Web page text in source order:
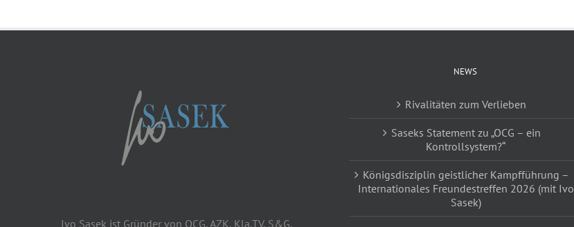
Ivo Sasek ist Gründer von OCG, AZK, Kla.TV, S&G,
NEWS
Rivalitäten zum Verlieben
Saseks Statement zu „OCG – ein
Kontrollsystem?“
Königsdisziplin geistlicher Kampfführung –
Internationales Freundestreffen 2026 (mit Ivo
Sasek)